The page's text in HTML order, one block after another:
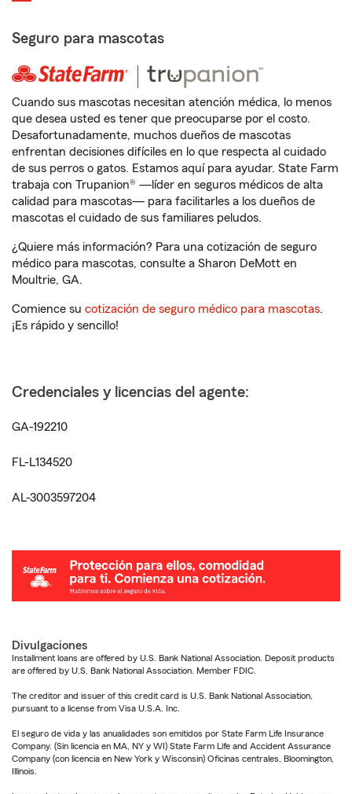
Seguro para mascotas
Cuando sus mascotas necesitan atención médica, lo menos
que desea usted es tener que preocuparse por el costo.
Desafortunadamente, muchos dueños de mascotas
enfrentan decisiones difíciles en lo que respecta al cuidado
de sus perros o gatos. Estamos aquí para ayudar. State Farm
trabaja con Trupanion® —líder en seguros médicos de alta
calidad para mascotas— para facilitarles a los dueños de
mascotas el cuidado de sus familiares peludos.
¿Quiere más información? Para una cotización de seguro
médico para mascotas, consulte a Sharon DeMott en
Moultrie, GA.
Comience su cotización de seguro médico para mascotas.
¡Es rápido y sencillo!
Credenciales y licencias del agente:
GA-192210
FL-L134520
AL-3003597204
Divulgaciones
Installment loans are offered by U.S. Bank National Association. Deposit products
are offered by U.S. Bank National Association. Member FDIC.
The creditor and issuer of this credit card is U.S. Bank National Association,
pursuant to a license from Visa U.S.A. Inc.
El seguro de vida y las anualidades son emitidos por State Farm Life Insurance
Company. (Sin licencia en MA, NY y WI) State Farm Life and Accident Assurance
Company (con licencia en New York y Wisconsin) Oficinas centrales, Bloomington,
Illinois.